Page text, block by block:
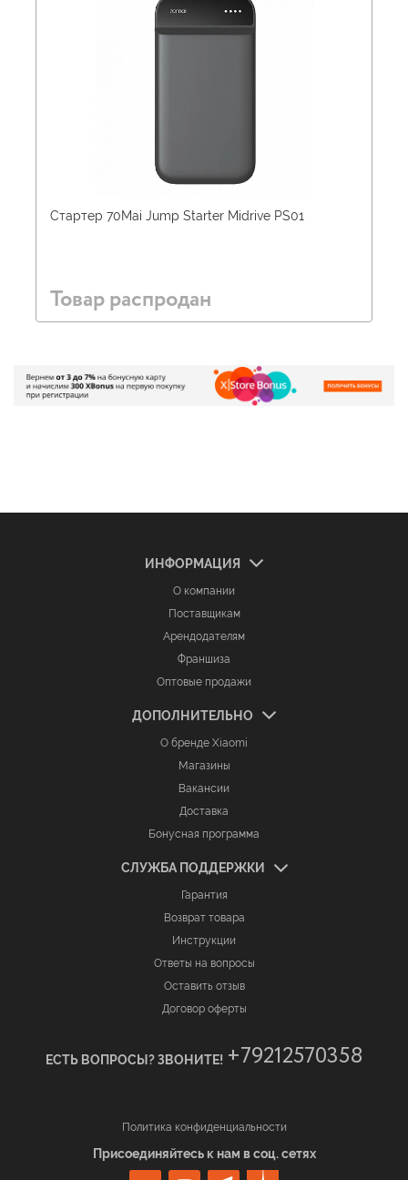
Стартер 70Mai Jump Starter Midrive PS01
Товар распродан
ИНФОРМАЦИЯ
О компании
Поставщикам
Арендодателям
Франшиза
Оптовые продажи
ДОПОЛНИТЕЛЬНО
О бренде Xiaomi
Магазины
Вакансии
Доставка
Бонусная программа
СЛУЖБА ПОДДЕРЖКИ
Гарантия
Возврат товара
Инструкции
Ответы на вопросы
Оставить отзыв
Договор оферты
ЕСТЬ ВОПРОСЫ? ЗВОНИТЕ! +79212570358
Политика конфиденциальности
Присоединяйтесь к нам в соц. сетях